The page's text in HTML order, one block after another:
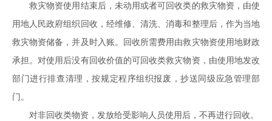
救灾物资使用结束后，未动用或者可回收类的救灾物资，由使
用地人民政府组织回收，经维修、清洗、消毒和整理后，作为当地
救灾物资储备，并及时入账。回收所需费用由救灾物资使用地财政
承担。对使用后没有回收价值的可回收类救灾物资，由使用地发改
部门进行排查清理，按规定程序组织报废，抄送同级应急管理部
门。
对非回收类物资，发放给受影响人员使用后，不再进行回收。